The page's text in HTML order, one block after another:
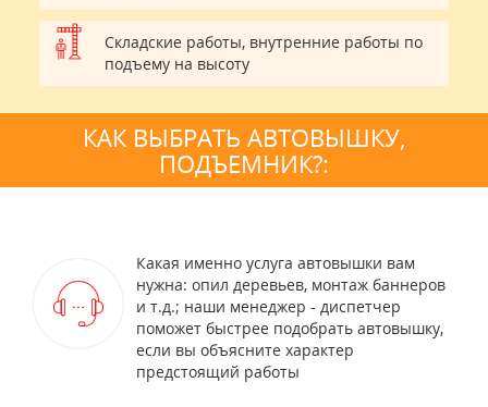
Складские работы, внутренние работы по
подъему на высоту
КАК ВЫБРАТЬ АВТОВЫШКУ,
ПОДЪЕМНИК?:
Какая именно услуга автовышки вам
нужна: опил деревьев, монтаж баннеров
и т.д.; наши менеджер - диспетчер
поможет быстрее подобрать автовышку,
если вы объясните характер
предстоящий работы